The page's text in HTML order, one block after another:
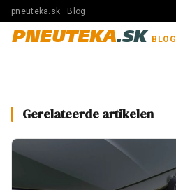
pneuteka.sk · Blog
PNEUTEKA.SK BLOG
Gerelateerde artikelen